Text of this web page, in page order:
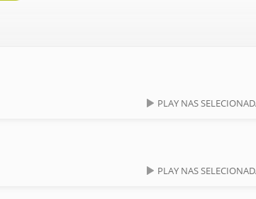
PLAY NAS
PLAY NAS